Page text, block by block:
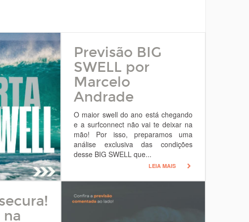
Previsão BIG
SWELL por
Marcelo
Andrade
O maior swell do ano está chegando
e a surfconnect não vai te deixar na
mão! Por isso, preparamos uma
análise exclusiva das condições
desse BIG SWELL que...
LEIA MAIS